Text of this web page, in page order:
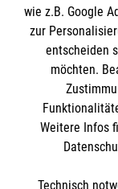
IBAN: DE10
BIC:
wie z.B. Google
zur
entscheiden
möchten.
Weitere Infos
Technisch